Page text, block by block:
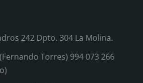
242 Dpto. 304 La Molina.
Torres) 994 073 266